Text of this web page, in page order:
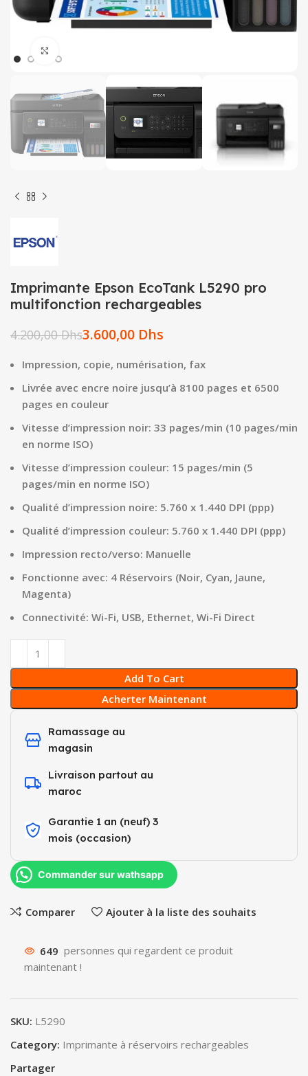
Imprimante Epson EcoTank L5290 pro
multifonction rechargeables
4.200,00Dhs3.600,00 Dhs
Impression, copie, numérisation, fax
Livrée avec encre noire jusqu’à 8100 pages et 6500
pages en couleur
Vitesse d’impression noir: 33 pages/min (10 pages/min
en norme ISO)
Vitesse d’impression couleur: 15 pages/min (5
pages/min en norme ISO)
Qualité d’impression noire: 5.760 x 1.440 DPI (ppp)
Qualité d’impression couleur: 5.760 x 1.440 DPI (ppp)
Impression recto/verso: Manuelle
Fonctionne avec: 4 Réservoirs (Noir, Cyan, Jaune,
Magenta)
Connectivité: Wi-Fi, USB, Ethernet, Wi-Fi Direct
Add To Cart
Acherter Maintenant
Ramassage au
magasin
Livraison partout au
maroc
Garantie 1 an (neuf) 3
mois (occasion)​
Commander sur wathsapp
Comparer Ajouter à la liste des souhaits
649 personnes qui regardent ce produit
maintenant !
SKU: L5290
Category: Imprimante à réservoirs rechargeables
Partager